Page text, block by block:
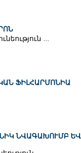
...
ՖԻԼՀԱՐՄՈՆԻԱ
ՆՎԱԳԱԽՈՒՄԲ